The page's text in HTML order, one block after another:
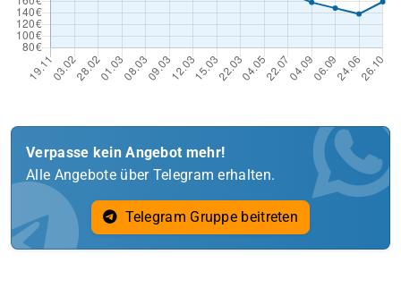
Verpasse kein Angebot mehr!
Alle Angebote über Telegram erhalten.
Telegram Gruppe beitreten